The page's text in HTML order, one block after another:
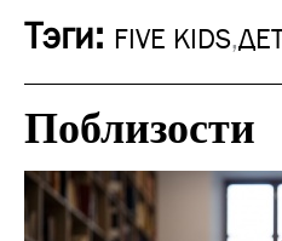
Тэги: FIVE KIDS,
Поблизости